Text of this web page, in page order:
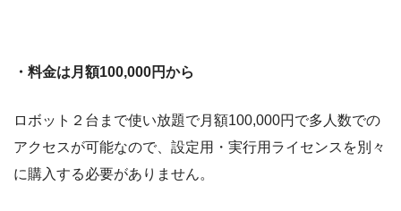
・料金は月額100,000円から
ロボット２台まで使い放題で月額100,000円で多人数での
アクセスが可能なので、 設定用・実行用ライセンスを別々
に購入する必要がありません。